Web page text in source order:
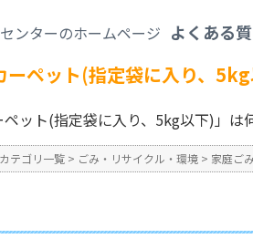
よくある
ーペット(指定袋に入り、
ペット(指定袋に入り、5kg以下)」
カテゴリ一覧 > ごみ・リサイクル・環境 > 家庭ご